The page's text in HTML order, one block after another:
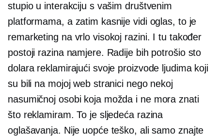
stupio u interakciju s vašim društvenim
platformama, a zatim kasnije vidi oglas, to je
remarketing na vrlo visokoj razini. I tu također
postoji razina namjere. Radije bih potrošio sto
dolara reklamirajući svoje proizvode ljudima koji
su bili na mojoj web stranici nego nekoj
nasumičnoj osobi koja možda i ne mora znati
što reklamiram. To je sljedeća razina
oglašavanja. Nije uopće teško, ali samo znajte